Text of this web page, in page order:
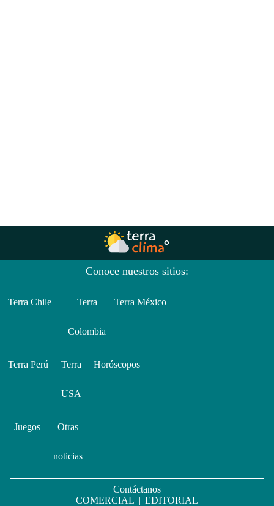
Conoce nuestros sitios:
Terra Chile Terra
Colombia
Terra México
Terra Perú Terra
USA
Horóscopos
Juegos Otras
noticias
Contáctanos
COMERCIAL | EDITORIAL